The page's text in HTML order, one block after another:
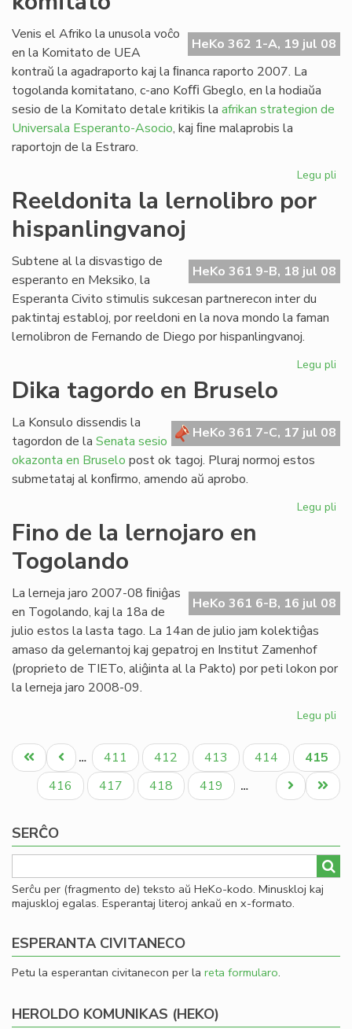
HeKo 362 1-A, 19 jul 08
Venis el Afriko la unusola voĉo
en la Komitato de UEA
kontraŭ la agadraporto kaj la ﬁnanca raporto 2007. La
togolanda komitatano, c-ano Koﬃ Gbeglo, en la hodiaŭa
sesio de la Komitato detale kritikis la afrikan strategion de
Universala Esperanto-Asocio, kaj ﬁne malaprobis la
raportojn de la Estraro.
Legu pli
Reeldonita la lernolibro por
hispanlingvanoj
HeKo 361 9-B, 18 jul 08
Subtene al la disvastigo de
esperanto en Meksiko, la
Esperanta Civito stimulis sukcesan partnerecon inter du
paktintaj establoj, por reeldoni en la nova mondo la faman
lernolibron de Fernando de Diego por hispanlingvanoj.
Legu pli
Dika tagordo en Bruselo
HeKo 361 7-C, 17 jul 08
La Konsulo dissendis la
tagordon de la Senata sesio
okazonta en Bruselo post ok tagoj. Pluraj normoj estos
submetataj al konﬁrmo, amendo aŭ aprobo.
Legu pli
Fino de la lernojaro en
Togolando
HeKo 361 6-B, 16 jul 08
La lerneja jaro 2007-08 ﬁniĝas
en Togolando, kaj la 18a de
julio estos la lasta tago. La 14an de julio jam kolektiĝas
amaso da gelernantoj kaj gepatroj en Institut Zamenhof
(proprieto de TIETo, aliĝinta al la Pakto) por peti lokon por
la lerneja jaro 2008-09.
Legu pli
de
la
en
Pagination
Unua
paĝo
Antaŭa
paĝo
… Paĝo
411 Paĝo
412 Paĝo
413 Paĝo
414
Aktuala
paĝo
415
Paĝo
416 Paĝo
417 Paĝo
418 Paĝo
419 …
Last
page
Next
page
SERĈO
Serĉu per (fragmento de) teksto aŭ HeKo-kodo. Minuskloj kaj
majuskloj egalas. Esperantaj literoj ankaŭ en x-formato.
ESPERANTA CIVITANECO
Petu la esperantan civitanecon per la reta formularo.
HEROLDO KOMUNIKAS (HEKO)